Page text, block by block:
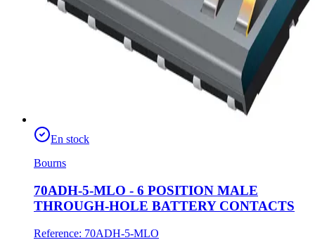
En stock
Bourns
70ADH-5-MLO - 6 POSITION MALE
THROUGH-HOLE BATTERY CONTACTS
Reference: 70ADH-5-MLO